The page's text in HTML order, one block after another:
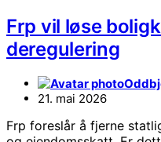
Frp vil løse
deregulering
21. mai 2026
Frp foreslår å fjerne